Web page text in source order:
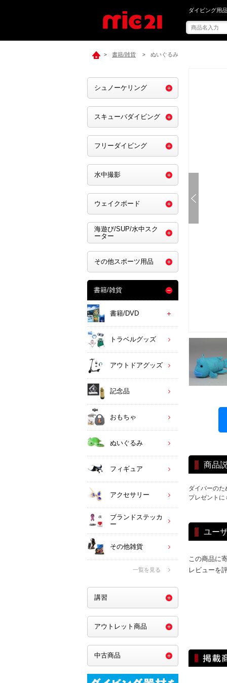
mic21で[ 内藤
ダイビング用
> 書籍/雑貨 > ぬいぐるみ
商品
ダイバーの
プレゼント
ユー
この商品に
レビューを
シュノーケリング
スキューバダイビング
フリーダイビング
水中撮影
ウェイクボード
海遊び/SUP/水中スク
ーター
その他スポーツ用品
書籍/雑貨
書籍/DVD
トラベルグッズ
アウトドアグッズ
記念品
おもちゃ
ぬいぐるみ
フィギュア
アクセサリー
ブランドステッカ
ー
その他雑貨
一覧を見る
講習
アウトレット商品
中古商品